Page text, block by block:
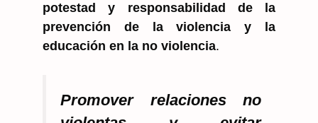
potestad y responsabilidad de la
prevención de la violencia y la
educación en la no violencia.
Promover relaciones no